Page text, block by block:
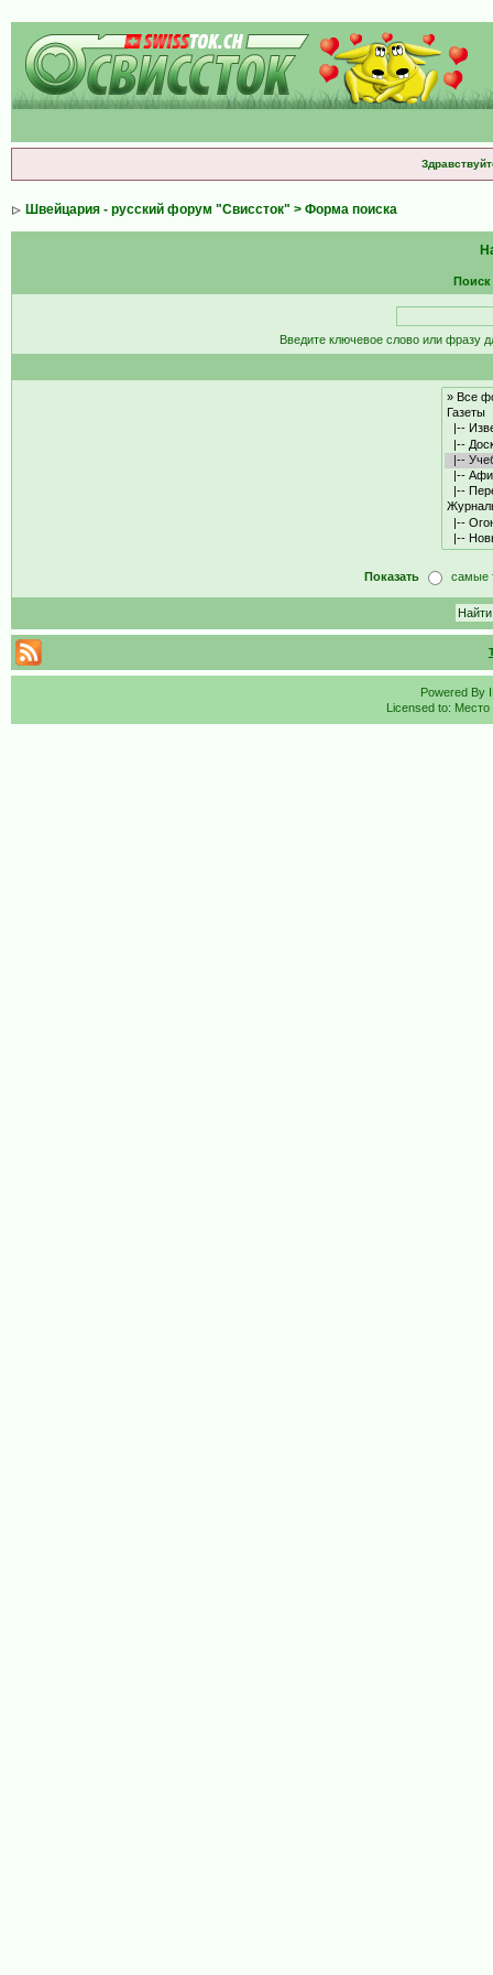
Швейцария - русский форум "Свиссток" > Форма поиска
Введите ключевое слово или фразу
Показать самые
Powered By
Licensed to: